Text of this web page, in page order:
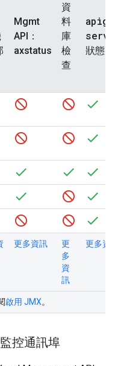
Mgmt
API：
axstatus
資
料
庫
檢
查
狀態
更多資訊
更
多
資
訊
更多資
啟用 JMX。
控通訊埠